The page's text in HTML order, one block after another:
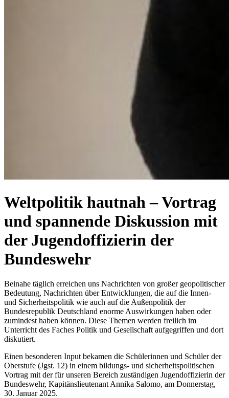
Weltpolitik hautnah – Vortrag
und spannende Diskussion mit
der Jugendoffizierin der
Bundeswehr
Beinahe täglich erreichen uns Nachrichten von großer geopolitischer
Bedeutung, Nachrichten über Entwicklungen, die auf die Innen-
und Sicherheitspolitik wie auch auf die Außenpolitik der
Bundesrepublik Deutschland enorme Auswirkungen haben oder
zumindest haben können. Diese Themen werden freilich im
Unterricht des Faches Politik und Gesellschaft aufgegriffen und dort
diskutiert.
Einen besonderen Input bekamen die Schülerinnen und Schüler der
Oberstufe (Jgst. 12) in einem bildungs- und sicherheitspolitischen
Vortrag mit der für unseren Bereich zuständigen Jugendoffizierin der
Bundeswehr, Kapitänslieutenant Annika Salomo, am Donnerstag,
30. Januar 2025.